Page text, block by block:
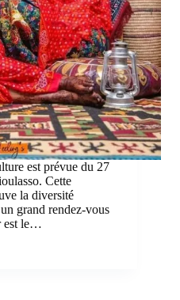
est prévue du 27
Cette
la diversité
grand rendez-vous
est le…